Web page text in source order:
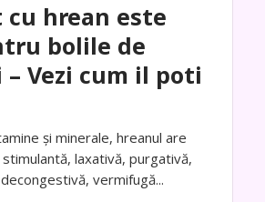
hrean este
bolile de
Vezi cum il poti
și minerale, hreanul are
laxativă, purgativă,
vermifugă...